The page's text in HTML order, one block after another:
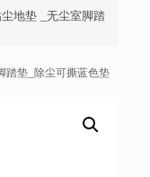
地垫 _无尘室脚踏
踏垫_除尘可撕蓝色垫